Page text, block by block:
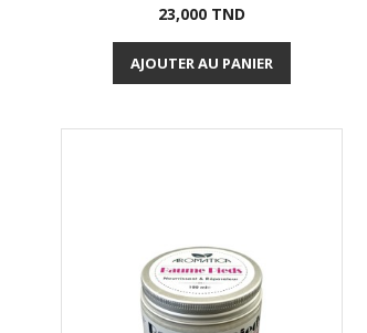
Aperçu rapide
Prix
23,000 TND
AJOUTER AU PANIER